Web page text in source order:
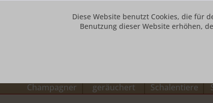
Champagner
geräuchert
Schalentiere
Diese Website benutzt Cookies, die für
Benutzung dieser Website erhöhen,